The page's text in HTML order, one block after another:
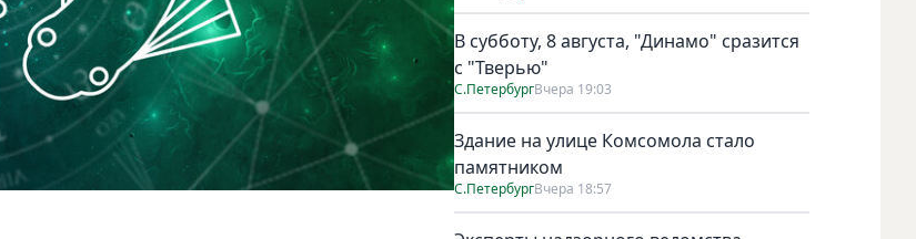
В субботу, 8 августа, "Динамо" сразится
с "Тверью"
С.ПетербургВчера 19:03
Здание на улице Комсомола стало
памятником
С.ПетербургВчера 18:57